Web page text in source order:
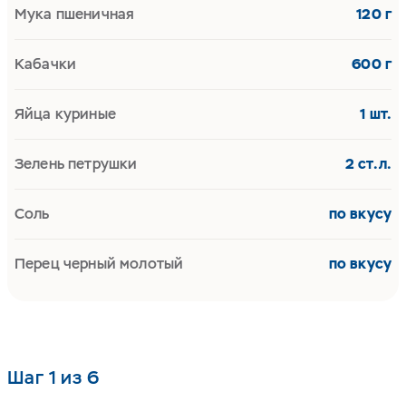
Шаг 1 из 6
Мука пшеничная 120 г
Кабачки 600 г
Яйца куриные 1 шт.
Зелень петрушки 2 ст.л.
Соль по вкусу
Перец черный молотый по вкусу